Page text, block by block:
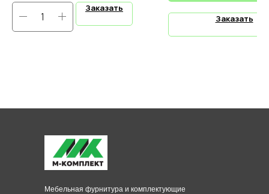
Заказать
Заказать
Мебельная фурнитура и комплектующие